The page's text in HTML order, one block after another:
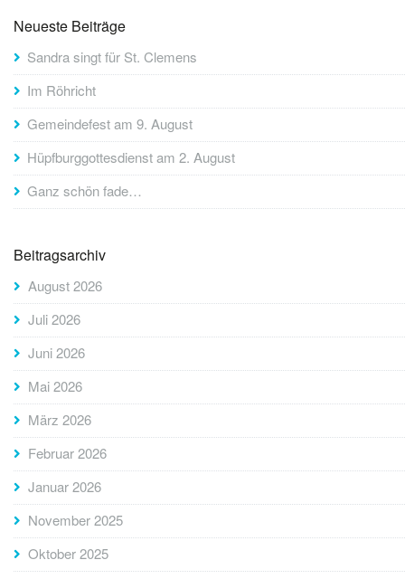
Neueste Beiträge
Sandra singt für St. Clemens
Im Röhricht
Gemeindefest am 9. August
Hüpfburggottesdienst am 2. August
Ganz schön fade…
Beitragsarchiv
August 2026
Juli 2026
Juni 2026
Mai 2026
März 2026
Februar 2026
Januar 2026
November 2025
Oktober 2025